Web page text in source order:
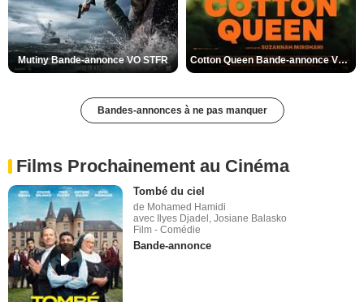
Mutiny Bande-annonce VO STFR Cotton Queen Bande-annonce VO STFR
Bandes-annonces à ne pas manquer
Films Prochainement au Cinéma
Tombé du ciel
de Mohamed Hamidi
avec Ilyes Djadel, Josiane Balasko
Film - Comédie
Bande-annonce